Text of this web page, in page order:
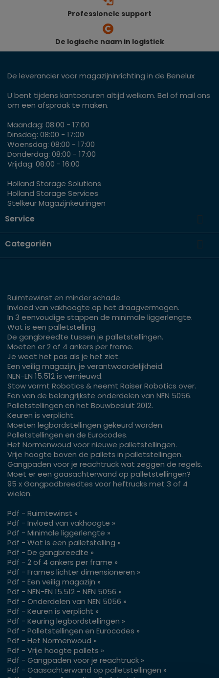
Professionele support
De logische naam in logistiek
De leverancier voor magazijninrichting in de Benelux
U bent tijdens kantooruren altijd welkom. Bel of mail ons
om een afspraak te maken.
Maandag: 08:00 - 17:00
Dinsdag: 08:00 - 17:00
Woensdag: 08:00 - 17:00
Donderdag: 08:00 - 17:00
Vrijdag: 08:00 - 16:00
Holland Storage Solutions
Holland Storage Services
Stelkeur Magazijnkeuringen
Service 
Categoriën 
Ruimtewinst en minder schade.
Invloed van vakhoogte op het draagvermogen.
In 3 eenvoudige stappen de minimale liggerlengte.
Wat is een palletstelling.
De gangbreedte tussen je palletstellingen.
Moeten er 2 of 4 ankers per frame.
Je weet het pas als je het ziet.
Een veilig magazijn, je verantwoordelijkheid.
NEN-EN 15.512 is vernieuwd.
Stow vormt Robotics & neemt Raiser Robotics over.
Een van de belangrijkste onderdelen van NEN 5056.
Palletstellingen en het Bouwbesluit 2012.
Keuren is verplicht.
Moeten legbordstellingen gekeurd worden.
Palletstellingen en de Eurocodes.
Het Normenwoud voor nieuwe palletstellingen.
Vrije hoogte boven de pallets in palletstellingen.
Gangpaden voor je reachtruck wat zeggen de regels.
Moet er een gaasachterwand op palletstellingen?
95 x Gangpadbreedtes voor heftrucks met 3 of 4
wielen.
Pdf - Ruimtewinst »
Pdf - Invloed van vakhoogte »
Pdf - Minimale liggerlengte »
Pdf - Wat is een palletstelling »
Pdf - De gangbreedte »
Pdf - 2 of 4 ankers per frame »
Pdf - Frames lichter dimensioneren »
Pdf - Een veilig magazijn »
Pdf - NEN-EN 15.512 - NEN 5056 »
Pdf - Onderdelen van NEN 5056 »
Pdf - Keuren is verplicht »
Pdf - Keuring legbordstellingen »
Pdf - Palletstellingen en Eurocodes »
Pdf - Het Normenwoud »
Pdf - Vrije hoogte pallets »
Pdf - Gangpaden voor je reachtruck »
Pdf - Gaasachterwand op palletstellingen »